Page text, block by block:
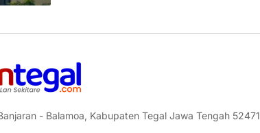
- Balamoa, Kabupaten Tegal Jawa Tengah 52471